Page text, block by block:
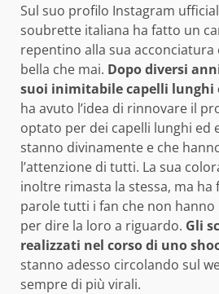
Sul suo profilo Instagram
soubrette italiana ha fatto un
repentino alla sua acconciatura
bella che mai. Dopo diversi
suoi inimitabile capelli lunghi
ha avuto l’idea di rinnovare il
optato per dei capelli lunghi ed
stanno divinamente e che
l’attenzione di tutti. La sua
inoltre rimasta la stessa, ma ha
parole tutti i fan che non hanno
per dire la loro a riguardo. Gli
realizzati nel corso di uno
stanno adesso circolando sul
sempre di più virali.